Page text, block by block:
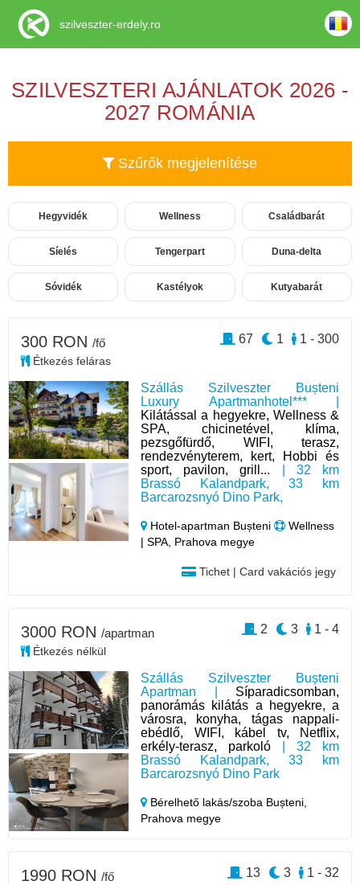
SZILVESZTERI AJÁNLATOK 2026 -
2027 ROMÁNIA
Szűrők megjelenítése
Hegyvidék Wellness Családbarát
Síelés Tengerpart Duna-delta
Sóvidék Kastélyok Kutyabarát
Szállás Szilveszter Bușteni
Luxury Apartmanhotel*** |
Kilátással a hegyekre, Wellness &
SPA, chicinetével, klíma,
pezsgőfürdő, WIFI, terasz,
rendezvényterem, kert, Hobbi és
sport, pavilon, grill... | 32 km
Brassó Kalandpark, 33 km
Barcarozsnyó Dino Park,
Hotel‑apartman Bușteni
Wellness
| SPA, Prahova megye
Tichet | Card vakációs jegy
300 RON /fő
Étkezés feláras
1 - 300
1
67
Szállás Szilveszter Bușteni
Apartman | Síparadicsomban,
panorámás kilátás a hegyekre, a
városra, konyha, tágas nappali-
ebédlő, WIFI, kábel tv, Netflix,
erkély-terasz, parkoló | 32 km
Brassó Kalandpark, 33 km
Barcarozsnyó Dino Park
Bérelhető lakás/szoba Bușteni,
Prahova megye
3000 RON /apartman
Étkezés nélkül
1 - 4
3
2
1990 RON /fő 1 - 32
3
13
szilveszter-erdely.ro